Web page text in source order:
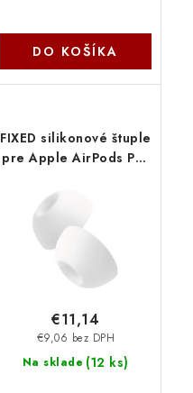
DO KOŠÍKA
FIXED silikonové štuple
pre Apple AirPods Pro
FIXPL2-S Fixed
Na sklade (12 ks)
€9,06 bez DPH
€11,14